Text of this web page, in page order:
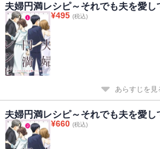
夫婦円満レシピ～それでも夫を愛し
¥495 (税込)
あらすじを見
夫婦円満レシピ～それでも夫を愛し
¥660 (税込)